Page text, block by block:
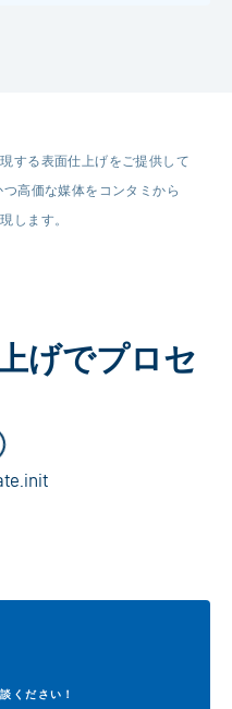
する表面仕上げをご提供して
高価な媒体をコンタミから
します。
げでプロセ
ください！